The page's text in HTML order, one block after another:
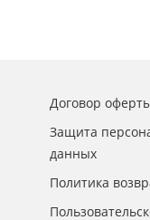
Договор
Защита
данных
Политика